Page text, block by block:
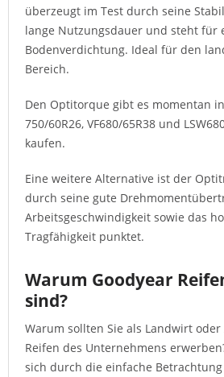
überzeugt im Test durch seine
lange Nutzungsdauer und steht für
Bodenverdichtung. Ideal für den
Bereich.
Den Optitorque gibt es momentan
750/60R26, VF680/65R38 und
kaufen.
Eine weitere Alternative ist der
durch seine gute
Arbeitsgeschwindigkeit sowie das
Tragfähigkeit punktet.
Warum Goodyear
sind?
Warum sollten Sie als Landwirt
Reifen des Unternehmens
sich durch die einfache